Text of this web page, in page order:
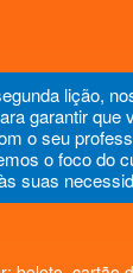
lição,
garantir que
o seu
o foco do
suas